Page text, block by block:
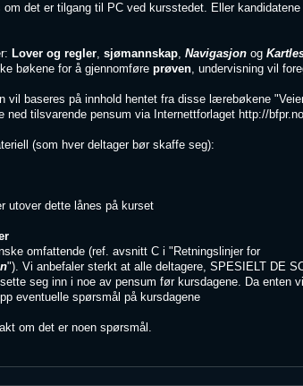
om det er tilgang til PC ved kursstedet. Eller
Lover og regler, sjømannskap, Navigasjonog
bøkene for å gjennomføre prøven, undervisning vil
vil baseres på innhold hentet fra disse lærebøkene
ned tilsvarende pensum via Internettforlaget http://
(som hver deltager bør skaffe seg):
utover dette lånes på kurset
omfattende (ref. avsnitt C i "Retningslinjer for
"). Vi anbefaler sterkt at alle deltagere, SPESIELT DE
seg inn i noe av pensum før kursdagene. Da enten
eventuelle spørsmål på kursdagene
om det er noen spørsmål.